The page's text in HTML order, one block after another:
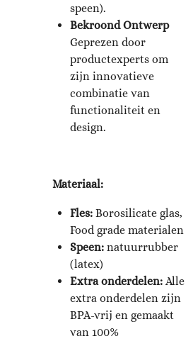
speen).
Bekroond Ontwerp
Geprezen door
productexperts om
zijn innovatieve
combinatie van
functionaliteit en
design.
Materiaal:
Fles: Borosilicate glas,
Food grade materialen
Speen: natuurrubber
(latex)
Extra onderdelen: Alle
extra onderdelen zijn
BPA-vrij en gemaakt
van 100%